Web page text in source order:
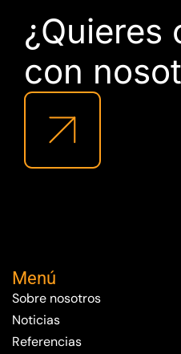
¿Quieres
con
Menú
Sobre nosotros
Noticias
Referencias